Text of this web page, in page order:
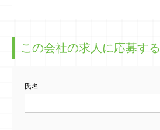
この会社の求人に応募する
氏名